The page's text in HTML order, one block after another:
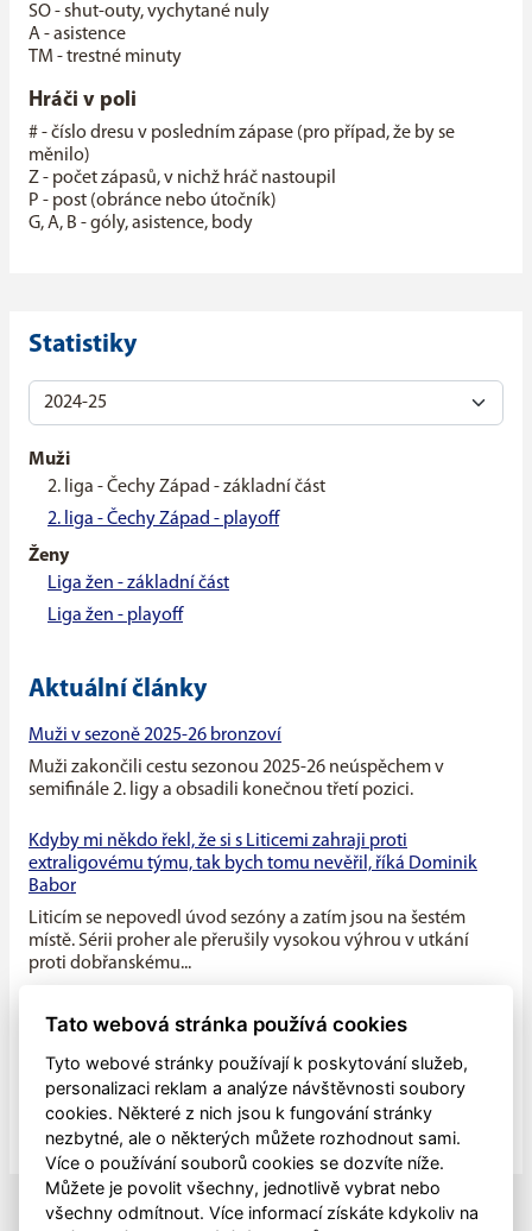
SO - shut-outy, vychytané nuly
A - asistence
TM - trestné minuty
Hráči v poli
# - číslo dresu v posledním zápase (pro případ, že by se
měnilo)
Z - počet zápasů, v nichž hráč nastoupil
P - post (obránce nebo útočník)
G, A, B - góly, asistence, body
Statistiky
Muži
2. liga - Čechy Západ - základní část
2. liga - Čechy Západ - playoff
Ženy
Liga žen - základní část
Liga žen - playoff
Aktuální články
Muži v sezoně 2025-26 bronzoví
Muži zakončili cestu sezonou 2025-26 neúspěchem v
semifinále 2. ligy a obsadili konečnou třetí pozici.
Kdyby mi někdo řekl, že si s Liticemi zahraji proti
extraligovému týmu, tak bych tomu nevěřil, říká Dominik
Babor
Liticím se nepovedl úvod sezóny a zatím jsou na šestém
místě. Sérii proher ale přerušily vysokou výhrou v utkání
proti dobřanskému...
Máme v týmu ideální kombinaci dravého mládí a zkušenosti
starších hráčů, říká kapitán Litic Zdeněk Slanec
Litice v minulé sezóně soupeřily o první místo v základní
části, nakonec se umístily na druhé pozici, po play off jim
patřila...
Tato webová stránka používá cookies
Tyto webové stránky používají k poskytování služeb,
personalizaci reklam a analýze návštěvnosti soubory
cookies. Některé z nich jsou k fungování stránky
nezbytné, ale o některých můžete rozhodnout sami.
Více o používání souborů cookies se dozvíte níže.
Můžete je povolit všechny, jednotlivě vybrat nebo
všechny odmítnout. Více informací získáte kdykoliv na